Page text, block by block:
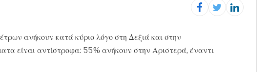
ανήκουν κατά κύριο λόγο στη Δεξιά και στην
είναι αντίστροφα: 55% ανήκουν στην Αριστερά, έναντι